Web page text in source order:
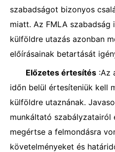
szabadságot bizonyos
miatt. Az FMLA
külföldre utazás azonban
előírásainak betartását
Előzetes értesítés :Az
időn belül értesíteniük kell
külföldre utaznának.
munkáltató szabályzatairól
megértse a felmondásra
követelményeket és